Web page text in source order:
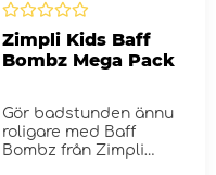
Zimpli Kids Baff
Bombz Mega Pack
Gör badstunden ännu
roligare med Baff
Bombz från Zimpli